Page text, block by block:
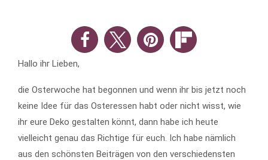
Hallo ihr Lieben,
die Osterwoche hat begonnen und wenn ihr bis jetzt noch
keine Idee für das Osteressen habt oder nicht wisst, wie
ihr eure Deko gestalten könnt, dann habe ich heute
vielleicht genau das Richtige für euch. Ich habe nämlich
aus den schönsten Beiträgen von den verschiedensten